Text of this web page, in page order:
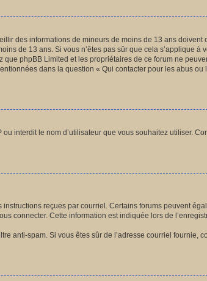
des informations de mineurs de moins de 13 ans doivent
de 13 ans. Si vous n’êtes pas sûr que cela s’applique à
phpBB Limited et les propriétaires de ce forum ne
dans la question « Qui contacter pour les abus ou
interdit le nom d’utilisateur que vous souhaitez utiliser.
reçues par courriel. Certains forums peuvent
connecter. Cette information est indiquée lors de
anti-spam. Si vous êtes sûr de l’adresse courriel fournie,